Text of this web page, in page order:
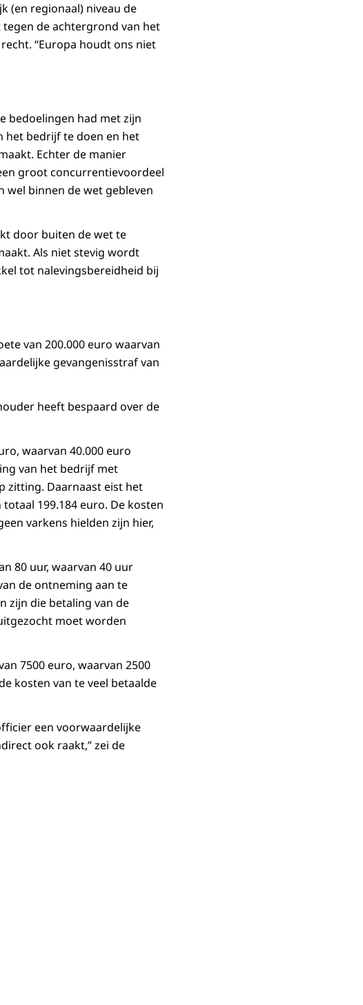
(en regionaal) niveau de
de achtergrond van het
“Europa houdt ons niet
bedoelingen had met zijn
het bedrijf te doen en het
Echter de manier
groot concurrentievoordeel
wel binnen de wet gebleven
door buiten de wet te
Als niet stevig wordt
tot nalevingsbereidheid bij
van 200.000 euro waarvan
gevangenisstraf van
heeft bespaard over de
waarvan 40.000 euro
van het bedrijf met
zitting. Daarnaast eist het
199.184 euro. De kosten
varkens hielden zijn hier,
80 uur, waarvan 40 uur
de ontneming aan te
zijn die betaling van de
moet worden
7500 euro, waarvan 2500
kosten van te veel betaalde
een voorwaardelijke
ook raakt,” zei de